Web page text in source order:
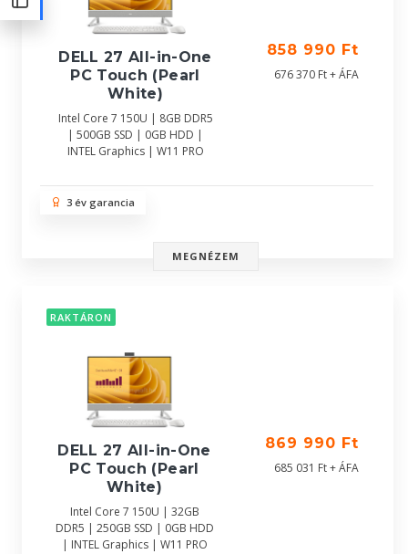
DELL 27 All-in-One
PC Touch (Pearl
White)
Intel Core 7 150U | 8GB DDR5
| 500GB SSD | 0GB HDD |
INTEL Graphics | W11 PRO
858 990 Ft
676 370 Ft + ÁFA
3 év garancia
MEGNÉZEM
RAKTÁRON
DELL 27 All-in-One
PC Touch (Pearl
White)
Intel Core 7 150U | 32GB
DDR5 | 250GB SSD | 0GB HDD
| INTEL Graphics | W11 PRO
869 990 Ft
685 031 Ft + ÁFA